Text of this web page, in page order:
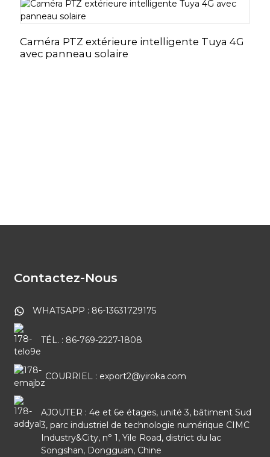
Caméra PTZ extérieure intelligente Tuya 4G
avec panneau solaire
Contactez-Nous
WHATSAPP : 86-13631729175
TÉL. : 86-769-2227-1808
COURRIEL : export2@yiroka.com
AJOUTER : 4e et 6e étages, unité 3, bâtiment Sud
3, parc industriel de technologie numérique CIMC
Industry&City, n° 1, Yile Road, district du lac
Songshan, Dongguan, Chine